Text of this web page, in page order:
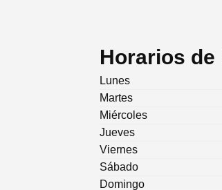
Horarios de
Lunes
Martes
Miércoles
Jueves
Viernes
Sábado
Domingo